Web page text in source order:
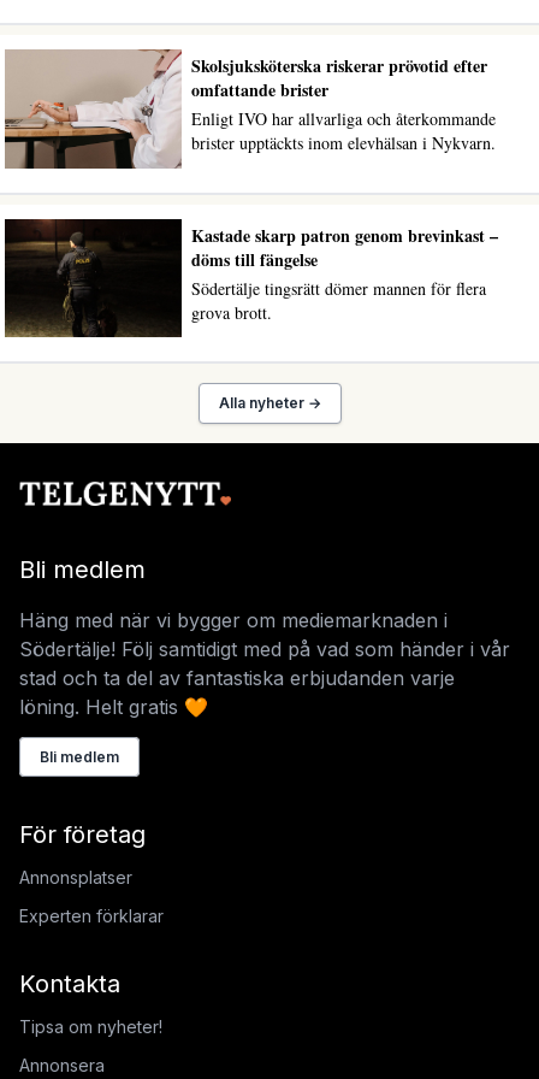
Skolsjuksköterska riskerar prövotid efter
omfattande brister
Enligt IVO har allvarliga och återkommande
brister upptäckts inom elevhälsan i Nykvarn.
Kastade skarp patron genom brevinkast –
döms till fängelse
Södertälje tingsrätt dömer mannen för flera
grova brott.
Alla nyheter →
Bli medlem
Häng med när vi bygger om mediemarknaden i
Södertälje! Följ samtidigt med på vad som händer i vår
stad och ta del av fantastiska erbjudanden varje
löning. Helt gratis 🧡
Bli medlem
För företag
Annonsplatser
Experten förklarar
Kontakta
Tipsa om nyheter!
Annonsera